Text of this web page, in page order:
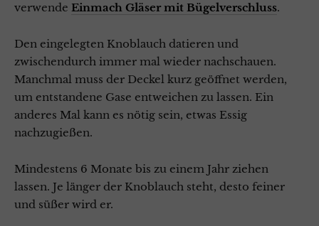
verwende Einmach Gläser mit Bügelverschluss.
Den eingelegten Knoblauch datieren und
zwischendurch immer mal wieder nachschauen.
Manchmal muss der Deckel kurz geöffnet werden,
um entstandene Gase entweichen zu lassen. Ein
anderes Mal kann es nötig sein, etwas Essig
nachzugießen.
Mindestens 6 Monate bis zu einem Jahr ziehen
lassen. Je länger der Knoblauch steht, desto feiner
und süßer wird er.